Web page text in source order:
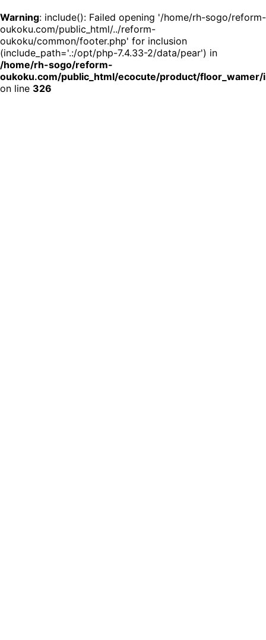
Warning: include(): Failed opening '/home/rh-sogo/reform-
oukoku.com/public_html/../reform-
oukoku/common/footer.php' for inclusion
(include_path='.:/opt/php-7.4.33-2/data/pear') in
/home/rh-sogo/reform-
oukoku.com/public_html/ecocute/product/floor_wamer/
on line 326